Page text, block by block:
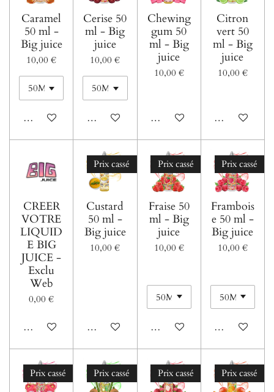
Caramel
50 ml -
Big juice
10,00 €
Ajouter au panier
Cerise 50
ml - Big
juice
10,00 €
Ajouter au panier
Chewing
gum 50
ml - Big
juice
10,00 €
Ajouter au panier
Citron
vert 50
ml - Big
juice
10,00 €
Ajouter au
CREER
VOTRE
LIQUID
E BIG
JUICE -
Exclu
Web
0,00 €
Voir les détails
Prix cassé
Custard
50 ml -
Big juice
10,00 €
Ajouter au panier
Prix cassé
Fraise 50
ml - Big
juice
10,00 €
Ajouter au panier
Prix cassé
Frambois
e 50 ml -
Big juice
10,00 €
Ajouter au
Prix cassé Prix cassé Prix cassé Prix cassé